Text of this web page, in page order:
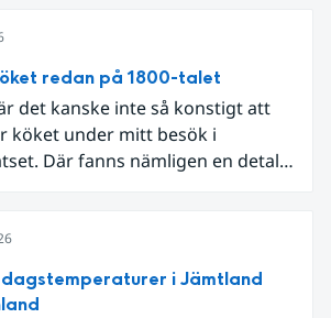
redan på 1800-talet
det kanske inte så konstigt att
köket under mitt besök i
Där fanns nämligen en detalj
i Jämtland